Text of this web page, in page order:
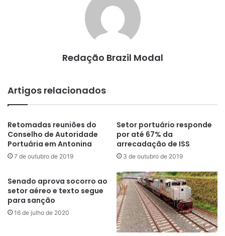
Redação Brazil Modal
Artigos relacionados
Retomadas reuniões do
Conselho de Autoridade
Portuária em Antonina
7 de outubro de 2019
Setor portuário responde
por até 67% da
arrecadação de ISS
3 de outubro de 2019
Senado aprova socorro ao
setor aéreo e texto segue
para sanção
16 de julho de 2020